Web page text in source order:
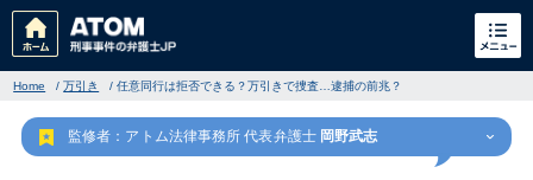
Home /万引き /任意同行は拒否できる？万引きで捜査…逮捕の前兆？
監修者：アトム法律事務所 代表弁護士 岡野武志